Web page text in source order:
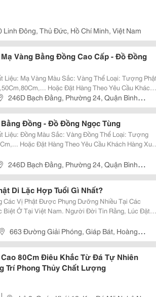
Linh Đông, Thủ Đức, Hồ Chí Minh, Việt Nam
Vàng Bằng Đồng Cao Cấp - Đồ Đồng
Hoặc Đặt Hàng Theo Yêu Cầu Khách
246D Bạch Đằng, Phường 24, Quận Bình
Đồng - Đồ Đồng Ngọc Tùng
246D Bạch Đằng, Phường 24, Quận Bình
Di Lặc Hợp Tuổi Gì Nhất?
Các Vị Phật Được Phụng Dưỡng Nhiều Tại Các
Ở Tại Việt Nam. Người Đời Tin Rằng, Lúc Đặt
Cũng Như Các...
663 Đường Giải Phóng, Giáp Bát, Hoàng
80Cm Điêu Khắc Từ Đá Tự Nhiên
Trí Phong Thủy Chất Lượng